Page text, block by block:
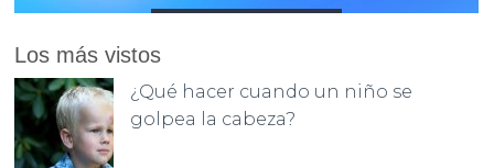
Los más vistos
¿Qué hacer cuando un niño se
golpea la cabeza?